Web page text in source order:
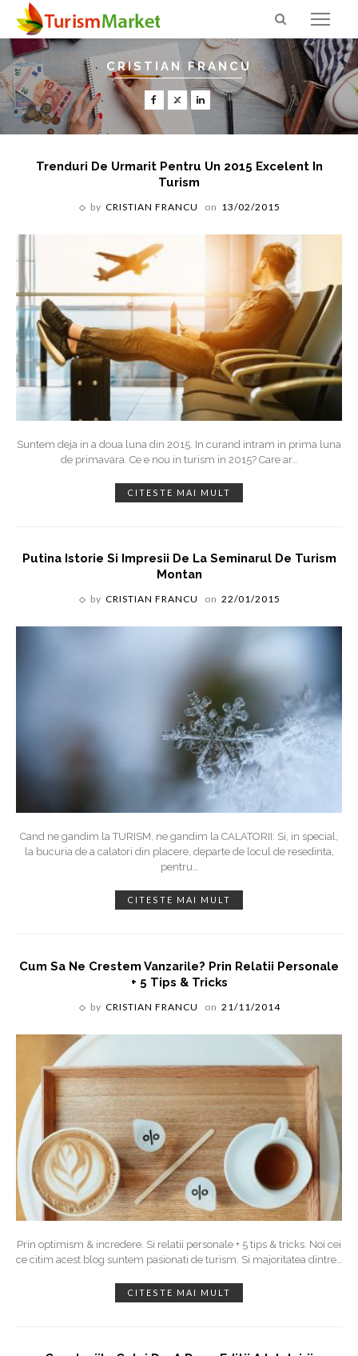
CRISTIAN FRANCU
Trenduri De Urmarit Pentru Un 2015 Excelent In
Turism
by CRISTIAN FRANCU on 13/02/2015
Suntem deja in a doua luna din 2015. In curand intram in prima luna
de primavara. Ce e nou in turism in 2015? Care ar…
CITESTE MAI MULT
Putina Istorie Si Impresii De La Seminarul De Turism
Montan
by CRISTIAN FRANCU on 22/01/2015
Cand ne gandim la TURISM, ne gandim la CALATORII. Si, in special,
la bucuria de a calatori din placere, departe de locul de resedinta,
pentru…
CITESTE MAI MULT
Cum Sa Ne Crestem Vanzarile? Prin Relatii Personale
+ 5 Tips & Tricks
by CRISTIAN FRANCU on 21/11/2014
Prin optimism & incredere. Si relatii personale + 5 tips & tricks. Noi cei
ce citim acest blog suntem pasionati de turism. Si majoritatea dintre…
CITESTE MAI MULT